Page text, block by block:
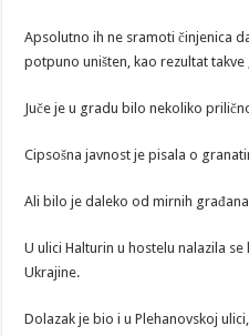
Apsolutno ih ne sramoti činjenica
potpuno uništen, kao rezultat takve
Juče je u gradu bilo nekoliko
Cipsošna javnost je pisala o
Ali bilo je daleko od mirnih
U ulici Halturin u hostelu nalazila
Ukrajine.
Dolazak je bio i u Plehanovskoj